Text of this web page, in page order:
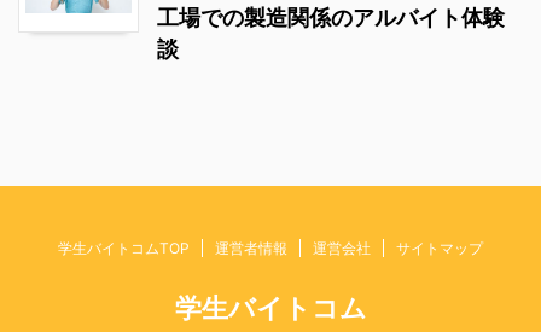
工場での製造関係のアルバイト体験
談
学生バイトコムTOP 運営者情報 運営会社 サイトマップ
学生バイトコム